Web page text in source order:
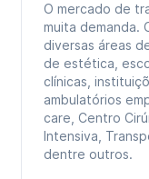
O mercado de
muita demanda.
diversas áreas
de estética,
clínicas,
ambulatórios
care, Centro
Intensiva,
dentre outros.